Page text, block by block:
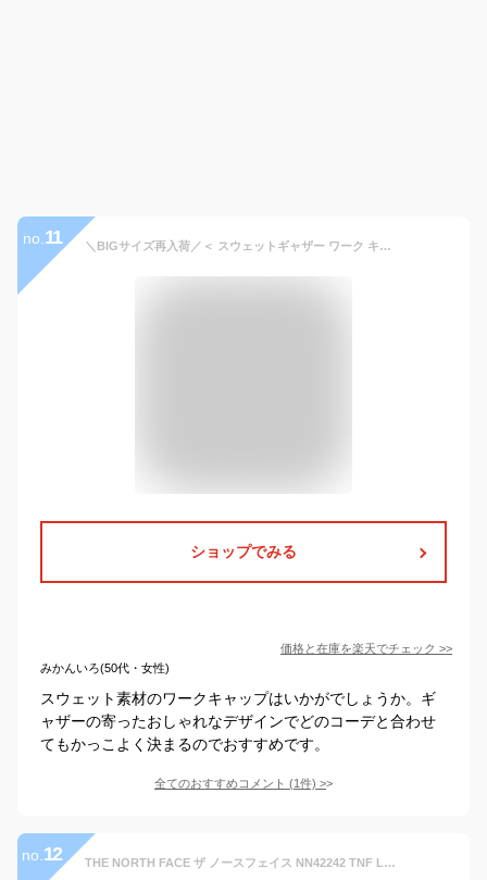
no. 11 ＼BIGサイズ再入荷／＜ スウェットギャザー ワーク キャス キャップ ＞ 帽子 レディース メンズ ビッグ 大きいサイズ BIG 2サイズ キャップ ワーク CAP キャスケット スウェット UVカット 小顔 春夏秋冬 レジャー アウトドア おしゃれ お揃い mooca wk 【送料無料メール便】
ショップでみる
価格と在庫を楽天でチェック >>
みかんいろ(50代・女性)
スウェット素材のワークキャップはいかがでしょうか。ギ
ャザーの寄ったおしゃれなデザインでどのコーデと合わせ
てもかっこよく決まるのでおすすめです。
全てのおすすめコメント (1件) >
no. 12 THE NORTH FACE ザ ノースフェイス NN42242 TNF LOGO CAP TNF ロゴ キャップ ツイル デニム カモ カーブドバイザー ベースボール アウトドア メンズ レディース ユニセックス UVカット 迷彩 帽子 10カラー 国内正規 2023SS